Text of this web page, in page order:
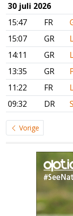
30 juli 2026
15:47
FR
15:07
GR
14:11
GR
13:35
GR
11:22
FR
09:32
DR
Vorige